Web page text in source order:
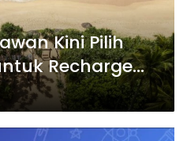
Kini Pilih
Recharge